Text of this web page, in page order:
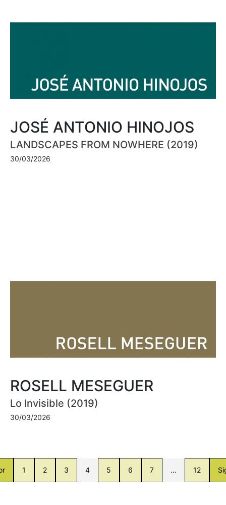
JOSÉ ANTONIO HINOJOS
LANDSCAPES FROM NOWHERE (2019)
30/03/2026
ROSELL MESEGUER
Lo Invisible (2019)
30/03/2026
1 2 3 4 5 6 7 … 12